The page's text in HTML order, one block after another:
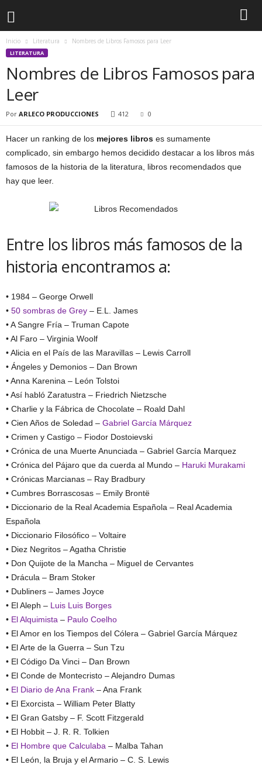
Inicio Literatura Nombres de Libros Famosos para Leer
LITERATURA
Nombres de Libros Famosos para
Leer
Por ARLECO PRODUCCIONES 412 0
Hacer un ranking de los mejores libros es sumamente
complicado, sin embargo hemos decidido destacar a los libros más
famosos de la historia de la literatura, libros recomendados que
hay que leer.
Entre los libros más famosos de la
historia encontramos a:
• 1984 – George Orwell
• 50 sombras de Grey – E.L. James
• A Sangre Fría – Truman Capote
• Al Faro – Virginia Woolf
• Alicia en el País de las Maravillas – Lewis Carroll
• Ángeles y Demonios – Dan Brown
• Anna Karenina – León Tolstoi
• Así habló Zaratustra – Friedrich Nietzsche
• Charlie y la Fábrica de Chocolate – Roald Dahl
• Cien Años de Soledad – Gabriel García Márquez
• Crimen y Castigo – Fiodor Dostoievski
• Crónica de una Muerte Anunciada – Gabriel García Marquez
• Crónica del Pájaro que da cuerda al Mundo – Haruki Murakami
• Crónicas Marcianas – Ray Bradbury
• Cumbres Borrascosas – Emily Brontë
• Diccionario de la Real Academia Española – Real Academia
Española
• Diccionario Filosófico – Voltaire
• Diez Negritos – Agatha Christie
• Don Quijote de la Mancha – Miguel de Cervantes
• Drácula – Bram Stoker
• Dubliners – James Joyce
• El Aleph – Luis Luis Borges
• El Alquimista – Paulo Coelho
• El Amor en los Tiempos del Cólera – Gabriel García Márquez
• El Arte de la Guerra – Sun Tzu
• El Código Da Vinci – Dan Brown
• El Conde de Montecristo – Alejandro Dumas
• El Diario de Ana Frank – Ana Frank
• El Exorcista – William Peter Blatty
• El Gran Gatsby – F. Scott Fitzgerald
• El Hobbit – J. R. R. Tolkien
• El Hombre que Calculaba – Malba Tahan
• El León, la Bruja y el Armario – C. S. Lewis